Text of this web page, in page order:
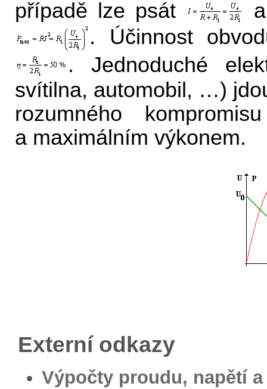
případě lze psát
. Účinnost
. Jednoduché
svítilna, automobil, …)
rozumného
a maximálním výkonem.
Externí odkazy
Výpočty proudu, napětí